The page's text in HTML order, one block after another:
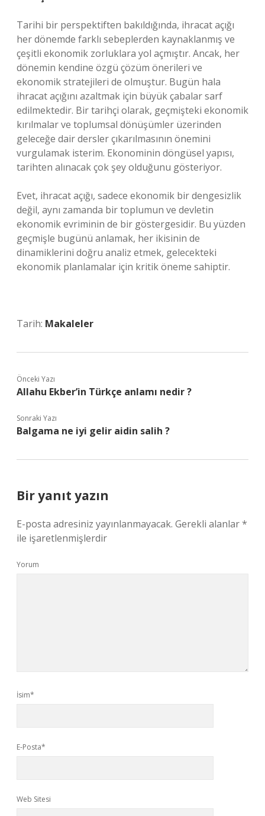
Tarihi bir perspektiften bakıldığında, ihracat açığı
her dönemde farklı sebeplerden kaynaklanmış ve
çeşitli ekonomik zorluklara yol açmıştır. Ancak, her
dönemin kendine özgü çözüm önerileri ve
ekonomik stratejileri de olmuştur. Bugün hala
ihracat açığını azaltmak için büyük çabalar sarf
edilmektedir. Bir tarihçi olarak, geçmişteki ekonomik
kırılmalar ve toplumsal dönüşümler üzerinden
geleceğe dair dersler çıkarılmasının önemini
vurgulamak isterim. Ekonominin döngüsel yapısı,
tarihten alınacak çok şey olduğunu gösteriyor.
Evet, ihracat açığı, sadece ekonomik bir dengesizlik
değil, aynı zamanda bir toplumun ve devletin
ekonomik evriminin de bir göstergesidir. Bu yüzden
geçmişle bugünü anlamak, her ikisinin de
dinamiklerini doğru analiz etmek, gelecekteki
ekonomik planlamalar için kritik öneme sahiptir.
Tarih: Makaleler
Önceki Yazı
Allahu Ekber’in Türkçe anlamı nedir ?
Sonraki Yazı
Balgama ne iyi gelir aidin salih ?
Bir yanıt yazın
E-posta adresiniz yayınlanmayacak. Gerekli alanlar*
ile işaretlenmişlerdir
Yorum
İsim*
E-Posta*
Web Sitesi